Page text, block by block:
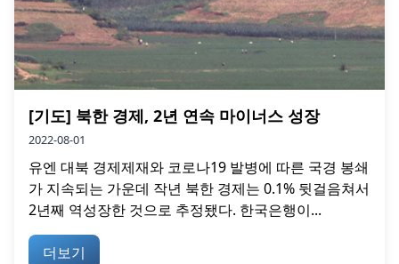
[기도] 북한 경제, 2년 연속 마이너스 성장
2022-08-01
유엔 대북 경제제재와 코로나19 발병에 따른 국경 봉쇄
가 지속되는 가운데 작년 북한 경제는 0.1% 뒷걸음쳐서
2년째 역성장한 것으로 추정됐다. 한국은행이...
더보기